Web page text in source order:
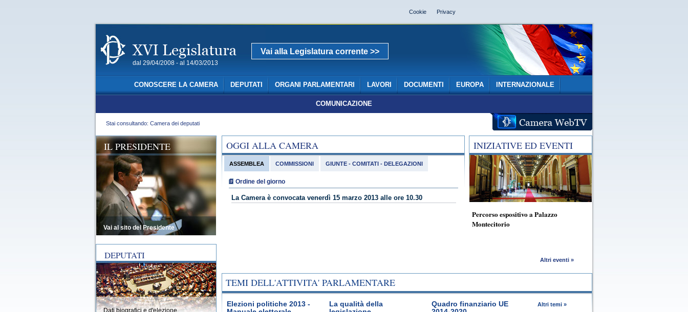
Cookie Privacy
dal 29/04/2008 - al 14/03/2013
Vai alla Legislatura corrente >>
CONOSCERE LA CAMERA DEPUTATI ORGANI PARLAMENTARI LAVORI DOCUMENTI EUROPA INTERNAZIONALE
COMUNICAZIONE
Stai consultando: Camera dei deputati
OGGI ALLA CAMERA
ASSEMBLEA
Ordine del giorno
La Camera è convocata venerdì 15 marzo 2013 alle ore 10.30
COMMISSIONI GIUNTE - COMITATI - DELEGAZIONI
INIZIATIVE ED EVENTI
Percorso espositivo a Palazzo
Montecitorio
Altri eventi »
TEMI DELL'ATTIVITA' PARLAMENTARE
Elezioni politiche 2013 -
La qualità della
Quadro finanziario UE
Altri temi »
IL PRESIDENTE
Vai al sito del Presidente
DEPUTATI
Dati biografici e d'elezione,